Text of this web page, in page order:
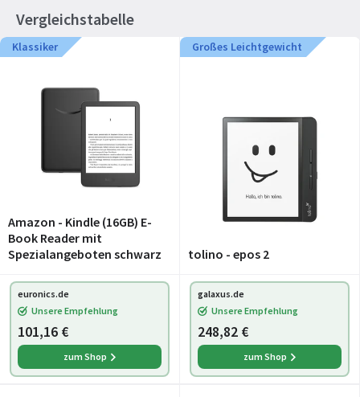
Vergleichstabelle
Klassiker
Amazon - Kindle (16GB) E-
Book Reader mit
Spezialangeboten schwarz
Großes Leichtgewicht
tolino - epos 2
euronics.de
Unsere Empfehlung
101,16 €
zum Shop
galaxus.de
Unsere Empfehlung
248,82 €
zum Shop